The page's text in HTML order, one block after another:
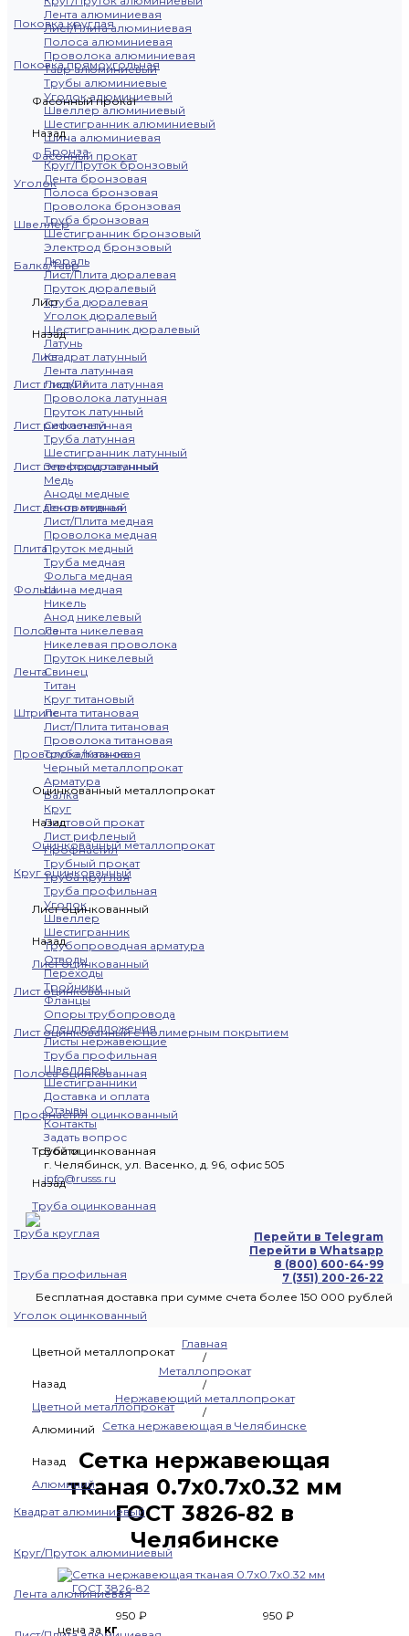
Лента алюминиевая
Лист/Плита алюминиевая
Полоса алюминиевая
Проволока алюминиевая
Тавр алюминиевый
Трубы алюминиевые
Уголок алюминиевый
Швеллер алюминиевый
Шестигранник алюминиевый
Шина алюминиевая
Бронза
Круг/Пруток бронзовый
Лента бронзовая
Полоса бронзовая
Проволока бронзовая
Труба бронзовая
Шестигранник бронзовый
Электрод бронзовый
Дюраль
Лист/Плита дюралевая
Пруток дюралевый
Труба дюралевая
Уголок дюралевый
Шестигранник дюралевый
Латунь
Квадрат латунный
Лента латунная
Лист/Плита латунная
Проволока латунная
Пруток латунный
Сетка латунная
Труба латунная
Шестигранник латунный
Электрод латунный
Медь
Аноды медные
Лента медная
Лист/Плита медная
Проволока медная
Пруток медный
Труба медная
Фольга медная
Шина медная
Никель
Анод никелевый
Лента никелевая
Никелевая проволока
Пруток никелевый
Свинец
Титан
Круг титановый
Лента титановая
Лист/Плита титановая
Проволока титановая
Труба титановая
Черный металлопрокат
Арматура
Балка
Круг
Листовой прокат
Лист рифленый
Профнастил
Трубный прокат
Труба круглая
Труба профильная
Уголок
Швеллер
Шестигранник
Трубопроводная арматура
Отводы
Переходы
Тройники
Фланцы
Опоры трубопровода
Спецпредложения
Листы нержавеющие
Труба профильная
Швеллеры
Шестигранники
Доставка и оплата
Отзывы
Контакты
Задать вопрос
Войти
г. Челябинск, ул. Васенко, д. 96, офис 505
info@russs.ru
Перейти в Telegram
Перейти в Whatsapp
8 (800) 600-64-99
7 (351) 200-26-22
Поковка круглая
Поковка прямоугольная
Фасонный прокат
Назад
Фасонный прокат
Уголок
Швеллер
Балка/Тавр
Лист
Назад
Лист
Лист гладкий
Лист рифленый
Лист перфорированный
Лист декоративный
Плита
Фольга
Полоса
Лента
Штрипс
Проволока/Катанка
Оцинкованный металлопрокат
Назад
Оцинкованный металлопрокат
Круг оцинкованный
Лист оцинкованный
Назад
Лист оцинкованный
Лист оцинкованный
Лист оцинкованный с полимерным покрытием
Полоса оцинкованная
Профнастил оцинкованный
Труба оцинкованная
Назад
Труба оцинкованная
Труба круглая
Труба профильная
Уголок оцинкованный
Цветной металлопрокат
Назад
Цветной металлопрокат
Алюминий
Назад
Алюминий
Квадрат алюминиевый
Круг/Пруток алюминиевый
Лента алюминиевая
Бесплатная доставка при сумме счета более 150 000 рублей
Главная
/
Металлопрокат
/
Нержавеющий металлопрокат
/
Сетка нержавеющая в Челябинске
Сетка нержавеющая
тканая 0.7х0.7х0.32 мм
ГОСТ 3826-82 в
Челябинске
950 ₽
950 ₽
цена за кг